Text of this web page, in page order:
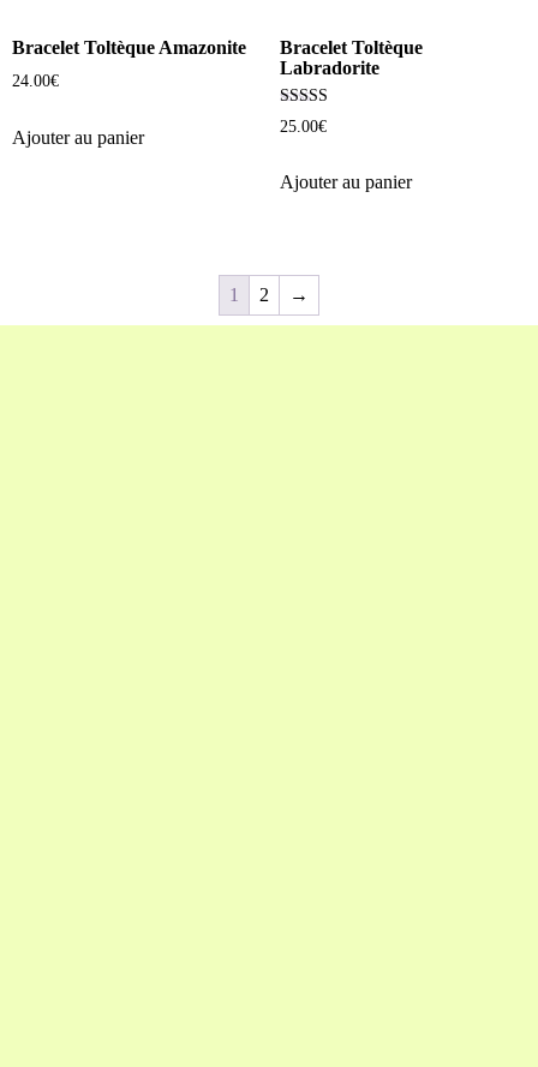
Bracelet Toltèque Amazonite
24.00€
Ajouter au panier
Bracelet Toltèque
Labradorite
Note
5.00
25.00€
Ajouter au panier
1 2 →